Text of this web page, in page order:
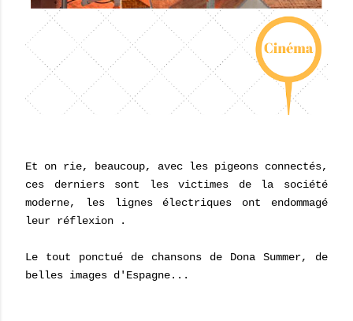
Et on rie, beaucoup, avec les pigeons connectés,
ces derniers sont les victimes de la société
moderne, les lignes électriques ont endommagé
leur réflexion .
Le tout ponctué de chansons de Dona Summer, de
belles images d'Espagne...